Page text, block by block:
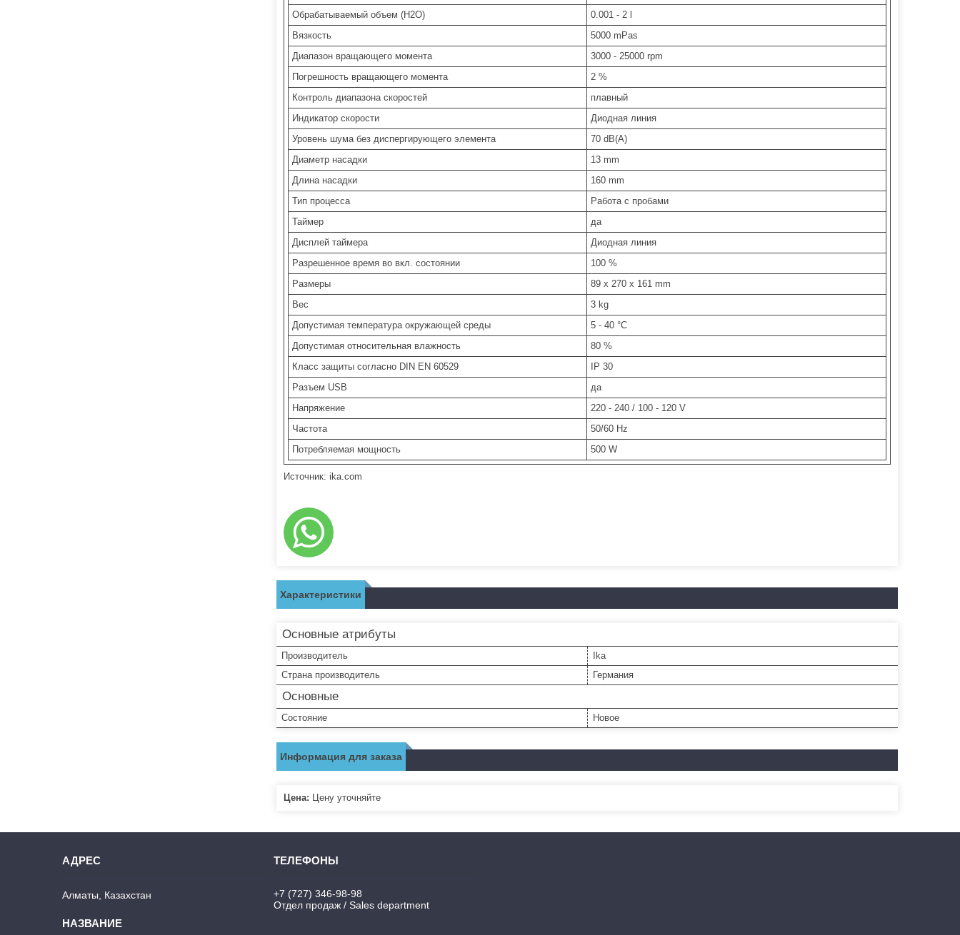
Обрабатываемый объем (H2O)
0.001 - 2 l
Вязкость
5000 mPas
Диапазон вращающего момента
3000 - 25000 rpm
Погрешность вращающего момента
2 %
Контроль диапазона скоростей
плавный
Индикатор скорости
Диодная линия
Уровень шума без диспергирующего элемента
70 dB(A)
Диаметр насадки
13 mm
Длина насадки
160 mm
Тип процесса
Работа с пробами
Таймер
да
Дисплей таймера
Диодная линия
Разрешенное время во вкл. состоянии
100 %
Размеры
89 x 270 x 161 mm
Вес
3 kg
Допустимая температура окружающей среды
5 - 40 °C
Допустимая относительная влажность
80 %
Класс защиты согласно DIN EN 60529
IP 30
Разъем USB
да
Напряжение
220 - 240 / 100 - 120 V
Частота
50/60 Hz
Потребляемая мощность
500 W
Источник: ika.com
Характеристики
Основные атрибуты
Производитель
Ika
Страна производитель
Германия
Основные
Состояние Новое
Информация для заказа
Цена: Цену уточняйте
Алматы, Казахстан
+7 (727) 346-98-98
Отдел продаж / Sales department